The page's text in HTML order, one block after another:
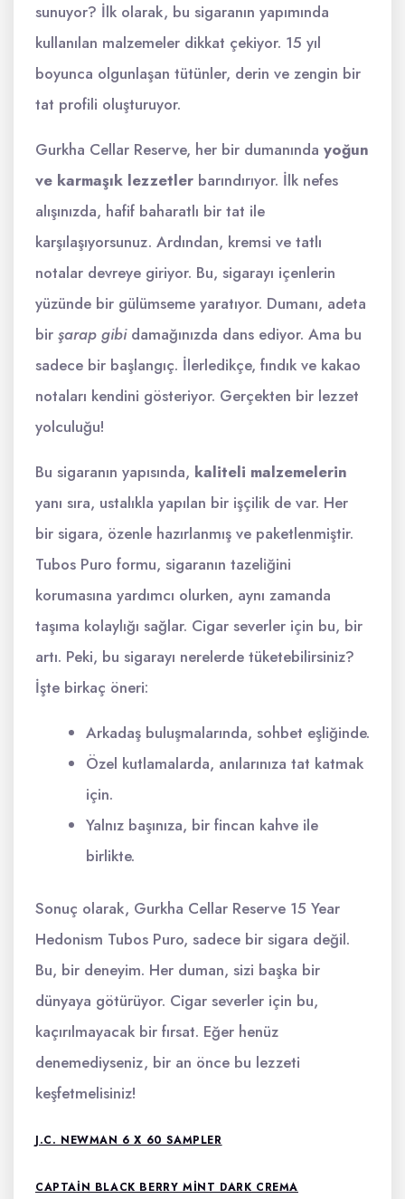
sunuyor? İlk olarak, bu sigaranın yapımında
kullanılan malzemeler dikkat çekiyor. 15 yıl
boyunca olgunlaşan tütünler, derin ve zengin bir
tat profili oluşturuyor.
Gurkha Cellar Reserve, her bir dumanında yoğun
ve karmaşık lezzetler barındırıyor. İlk nefes
alışınızda, hafif baharatlı bir tat ile
karşılaşıyorsunuz. Ardından, kremsi ve tatlı
notalar devreye giriyor. Bu, sigarayı içenlerin
yüzünde bir gülümseme yaratıyor. Dumanı, adeta
bir şarap gibidamağınızda dans ediyor. Ama bu
sadece bir başlangıç. İlerledikçe, fındık ve kakao
notaları kendini gösteriyor. Gerçekten bir lezzet
yolculuğu!
Bu sigaranın yapısında, kaliteli malzemelerin
yanı sıra, ustalıkla yapılan bir işçilik de var. Her
bir sigara, özenle hazırlanmış ve paketlenmiştir.
Tubos Puro formu, sigaranın tazeliğini
korumasına yardımcı olurken, aynı zamanda
taşıma kolaylığı sağlar. Cigar severler için bu, bir
artı. Peki, bu sigarayı nerelerde tüketebilirsiniz?
İşte birkaç öneri:
Arkadaş buluşmalarında, sohbet eşliğinde.
Özel kutlamalarda, anılarınıza tat katmak
için.
Yalnız başınıza, bir fincan kahve ile
birlikte.
Sonuç olarak, Gurkha Cellar Reserve 15 Year
Hedonism Tubos Puro, sadece bir sigara değil.
Bu, bir deneyim. Her duman, sizi başka bir
dünyaya götürüyor. Cigar severler için bu,
kaçırılmayacak bir fırsat. Eğer henüz
denemediyseniz, bir an önce bu lezzeti
keşfetmelisiniz!
J.C. NEWMAN 6 X 60 SAMPLER
CAPTAIN BLACK BERRY MINT DARK CREMA